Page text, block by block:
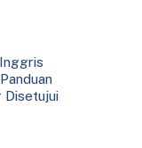
Disetujui